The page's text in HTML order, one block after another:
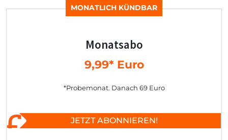
MONATLICH KÜNDBAR
Monatsabo
9,99* Euro
*Probemonat. Danach 69 Euro
JETZT ABONNIEREN!